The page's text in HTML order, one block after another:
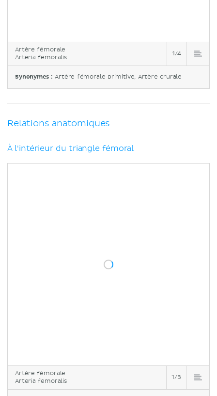
Artère fémorale
Arteria femoralis
1/4
Synonymes :Artère fémorale primitive, Artère crurale
Relations anatomiques
À l'intérieur du triangle fémoral
Artère fémorale
Arteria femoralis
1/3